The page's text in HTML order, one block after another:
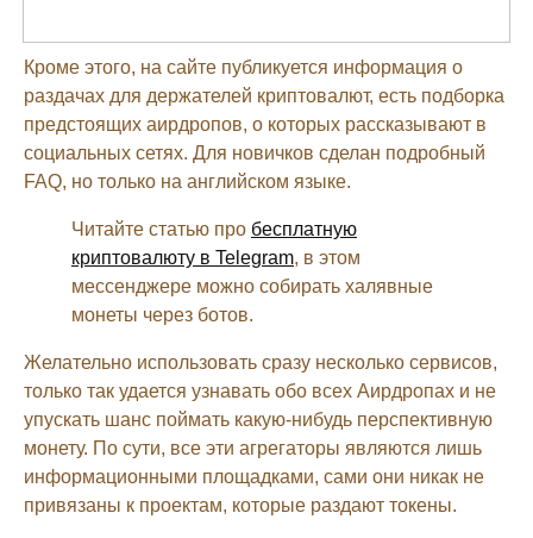
Кроме этого, на сайте публикуется информация о
раздачах для держателей криптовалют, есть подборка
предстоящих аирдропов, о которых рассказывают в
социальных сетях. Для новичков сделан подробный
FAQ, но только на английском языке.
Читайте статью про бесплатную
криптовалюту в Telegram, в этом
мессенджере можно собирать халявные
монеты через ботов.
Желательно использовать сразу несколько сервисов,
только так удается узнавать обо всех Аирдропах и не
упускать шанс поймать какую-нибудь перспективную
монету. По сути, все эти агрегаторы являются лишь
информационными площадками, сами они никак не
привязаны к проектам, которые раздают токены.